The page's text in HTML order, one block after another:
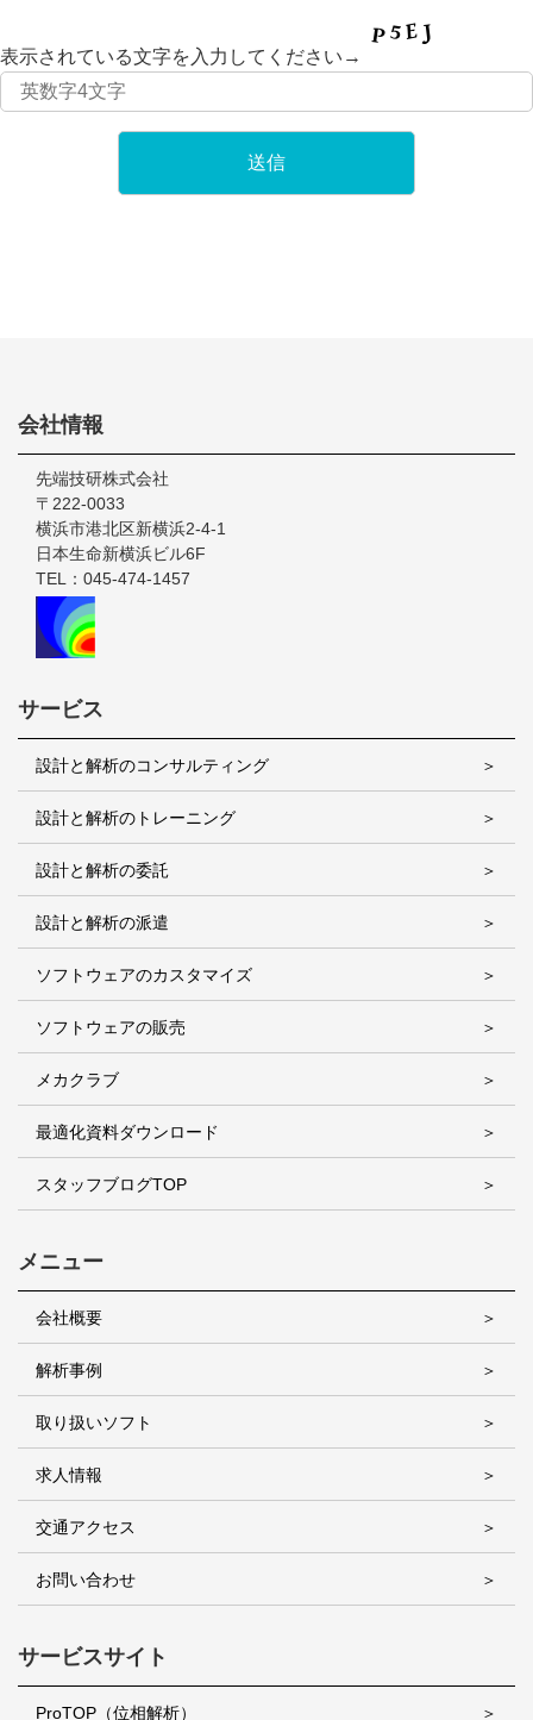
表示されている文字を入力してください→
Footer
会社情報
先端技研株式会社
〒222-0033
横浜市港北区新横浜2-4-1
日本生命新横浜ビル6F
TEL：045-474-1457
サービス
設計と解析のコンサルティング
設計と解析のトレーニング
設計と解析の委託
設計と解析の派遣
ソフトウェアのカスタマイズ
ソフトウェアの販売
メカクラブ
最適化資料ダウンロード
スタッフブログTOP
メニュー
会社概要
解析事例
取り扱いソフト
求人情報
交通アクセス
お問い合わせ
サービスサイト
ProTOP（位相解析）